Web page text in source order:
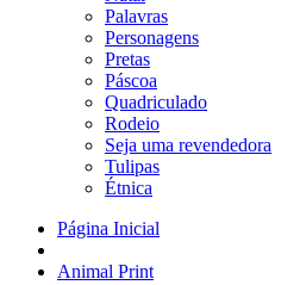
Palavras
Personagens
Pretas
Páscoa
Quadriculado
Rodeio
Seja uma revendedora
Tulipas
Étnica
Página Inicial
Animal Print